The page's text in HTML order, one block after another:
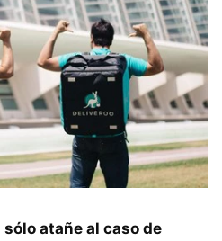
sólo atañe al caso de